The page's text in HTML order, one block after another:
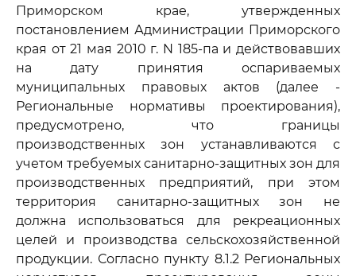
Приморском крае, утвержденных
постановлением Администрации Приморского
края от 21 мая 2010 г. N 185-па и действовавших
на дату принятия оспариваемых
муниципальных правовых актов (далее -
Региональные нормативы проектирования),
предусмотрено, что границы
производственных зон устанавливаются с
учетом требуемых санитарно-защитных зон для
производственных предприятий, при этом
территория санитарно-защитных зон не
должна использоваться для рекреационных
целей и производства сельскохозяйственной
продукции. Согласно пункту 8.1.2 Региональных